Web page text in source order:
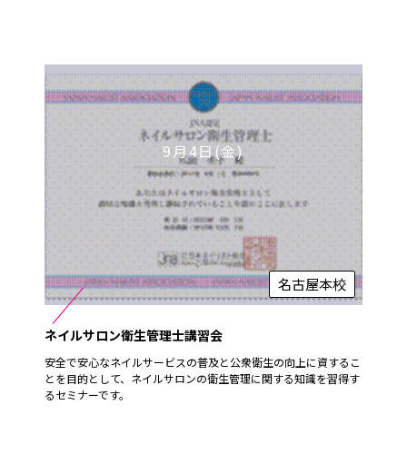
9月4日(金)
名古屋本校
ネイルサロン衛生管理士講習会
安全で安心なネイルサービスの普及と公衆衛生の向上に資するこ
とを目的として、ネイルサロンの衛生管理に関する知識を習得す
るセミナーです。